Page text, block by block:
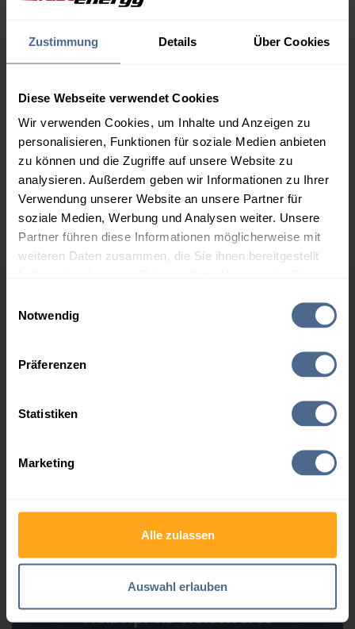
Zustimmung Details Über Cookies
Diese Webseite verwendet Cookies
Wir verwenden Cookies, um Inhalte und Anzeigen zu
personalisieren, Funktionen für soziale Medien anbieten
zu können und die Zugriffe auf unsere Website zu
analysieren. Außerdem geben wir Informationen zu Ihrer
Verwendung unserer Website an unsere Partner für
soziale Medien, Werbung und Analysen weiter. Unsere
Partner führen diese Informationen möglicherweise mit
weiteren Daten zusammen, die Sie ihnen bereitgestellt
Notwendig
Präferenzen
Statistiken
Marketing
Alle zulassen
Auswahl erlauben
1.000 Liter
3.000 Liter
153,40 €
153,40 €
5.000 Liter
152,41 €
152,41 €
Preise für Heizöl in Standardqualität nach Ö-Norm C 1109 in € / 100
Liter inkl. MwSt. und Lieferung bei einer Lieferstelle.
Höchst- und Tiefststände der
Heizölpreise in Hauskirchen
Datum
3 Monate 165,20 € 05.05.2026
Heizölpreis-Tiefstwerte